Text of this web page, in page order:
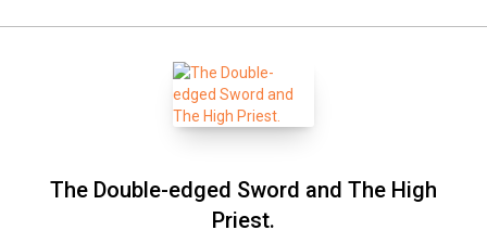
The Double-edged Sword and The High
Priest.